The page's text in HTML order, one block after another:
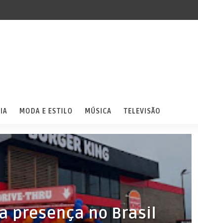
MODA E ESTILO MÚSICA TELEVISÃO
presença no Brasil